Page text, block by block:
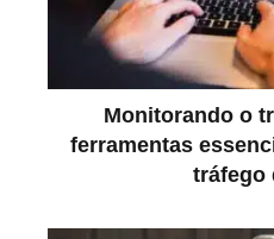
Monitorando o
ferramentas
tráfego